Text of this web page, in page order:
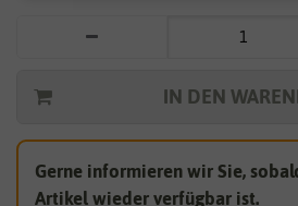
IN DEN
Gerne informieren wir Sie,
Artikel wieder verfügbar ist.